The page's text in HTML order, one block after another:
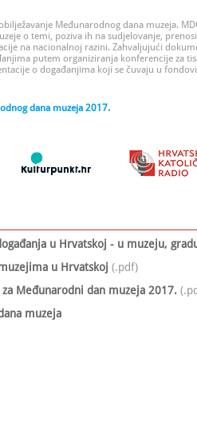
Međunarodnog dana muzeja.
o temi, poziva ih na sudjelovanje,
na nacionalnoj razini. Zahvaljujući
putem organiziranja konferencije za
o događanjima koji se čuvaju u
dana muzeja 2017.
u Hrvatskoj - u muzeju,
u Hrvatskoj (.pdf)
Međunarodni dan muzeja 2017.
muzeja